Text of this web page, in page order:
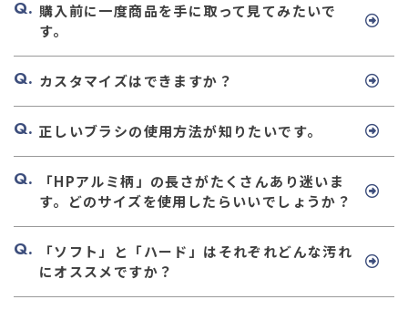
購入前に一度商品を手に取って見てみたいで
す。
カスタマイズはできますか？
正しいブラシの使用方法が知りたいです。
「HPアルミ柄」の長さがたくさんあり迷いま
す。どのサイズを使用したらいいでしょうか？
「ソフト」と「ハード」はそれぞれどんな汚れ
にオススメですか？